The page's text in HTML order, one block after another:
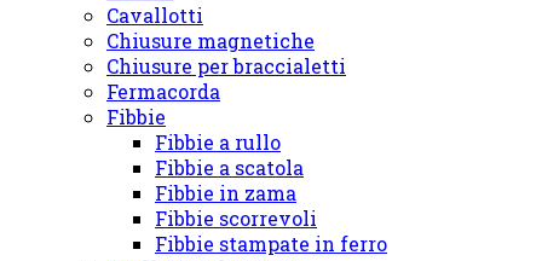
Cavallotti
Chiusure magnetiche
Chiusure per braccialetti
Fermacorda
Fibbie
Fibbie a rullo
Fibbie a scatola
Fibbie in zama
Fibbie scorrevoli
Fibbie stampate in ferro